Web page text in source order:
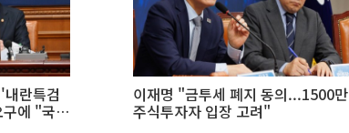
란특검
에 "국정
이재명 "금투세 폐지 동의...1500만
주식투자자 입장 고려"